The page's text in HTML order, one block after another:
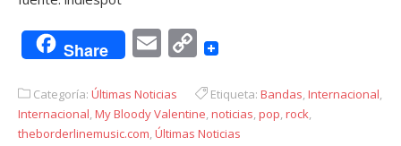
Share EmailCopy
Categoría: Últimas Noticias Etiqueta: Bandas,Internacional,
Internacional,My Bloody Valentine,noticias,pop,rock,
theborderlinemusic.com,Últimas Noticias